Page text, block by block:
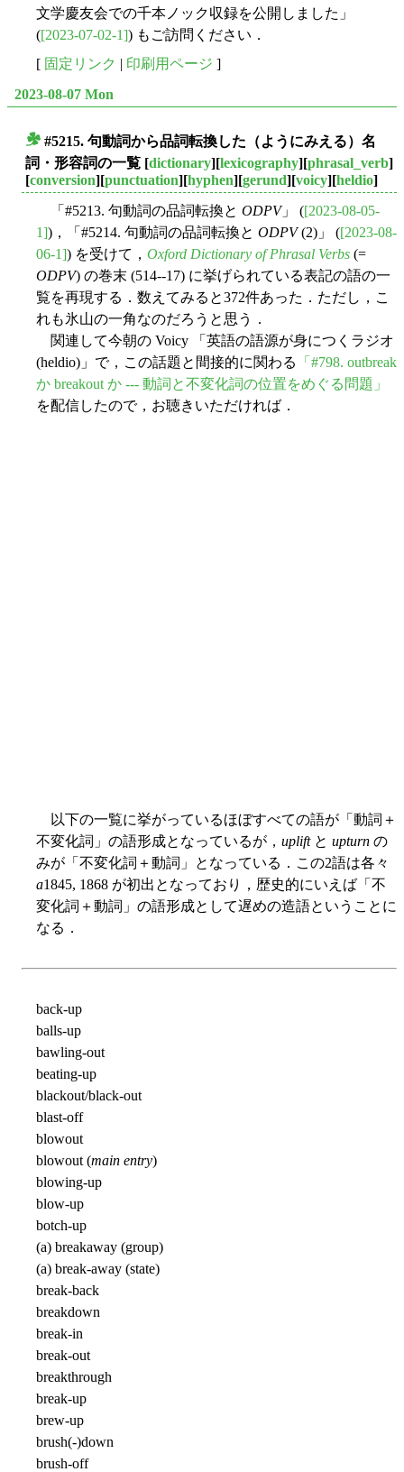
文学慶友会での千本ノック収録を公開しました」
([2023-07-02-1]) もご訪問ください．
[ 固定リンク | 印刷用ページ ]
2023-08-07 Mon
#5215. 句動詞から品詞転換した（ようにみえる）名
詞・形容詞の一覧 [dictionary][lexicography][phrasal_verb]
[conversion][punctuation][hyphen][gerund][voicy][heldio]
「#5213. 句動詞の品詞転換と ODPV」 ([2023-08-05-
1])，「#5214. 句動詞の品詞転換と ODPV(2)」 ([2023-08-
06-1]) を受けて， Oxford Dictionary of Phrasal Verbs (=
ODPV) の巻末 (514--17) に挙げられている表記の語の一
覧を再現する．数えてみると372件あった．ただし，こ
れも氷山の一角なのだろうと思う．
関連して今朝の Voicy 「英語の語源が身につくラジオ
(heldio)」で，この話題と間接的に関わる
「#798. outbreak
か breakout か --- 動詞と不変化詞の位置をめぐる問題」
を配信したので，お聴きいただければ．
以下の一覧に挙がっているほぼすべての語が「動詞＋
不変化詞」の語形成となっているが， upliftと upturn の
みが「不変化詞＋動詞」となっている．この2語は各々
a1845, 1868 が初出となっており，歴史的にいえば「不
変化詞＋動詞」の語形成として遅めの造語ということに
なる．
back-up
balls-up
bawling-out
beating-up
blackout/black-out
blast-off
blowout
blowout (main entry)
blowing-up
blow-up
botch-up
(a) breakaway (group)
(a) break-away (state)
break-back
breakdown
break-in
break-out
breakthrough
break-up
brew-up
brush(-)down
brush-off